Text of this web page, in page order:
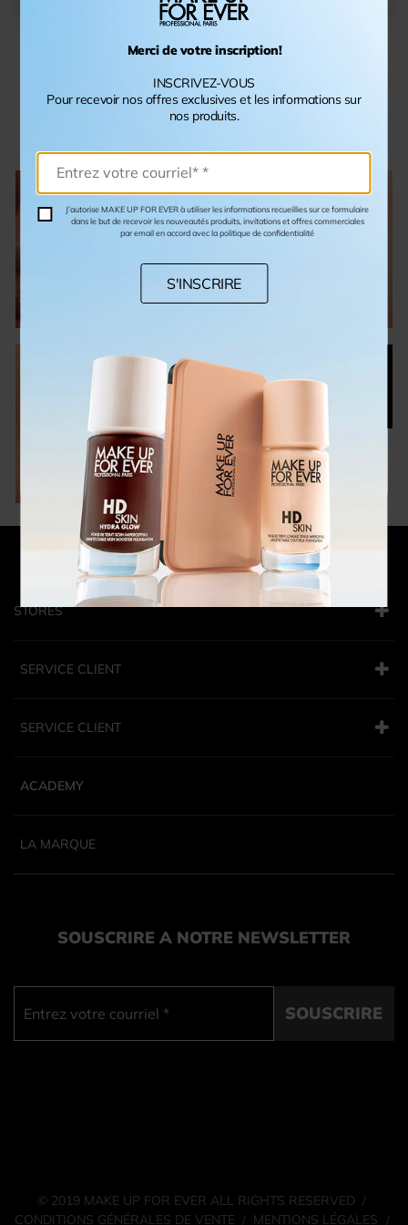
Merci de votre inscription!
INSCRIVEZ-VOUS
Pour recevoir nos offres exclusives et les informations sur
nos produits.
J’autorise MAKE UP FOR EVER à utiliser les informations recueillies sur ce formulaire
dans le but de recevoir les nouveautés produits, invitations et offres commerciales
par email en accord avec la politique de confidentialité
S'INSCRIRE
16 of 16
PLUS
TEINT
LEVRES
PRO
SECRETS
STORES
SERVICE CLIENT
SERVICE CLIENT
ACADEMY
LA MARQUE
SOUSCRIRE A NOTRE NEWSLETTER
SOUSCRIRE
© 2019 MAKE UP FOR EVER ALL RIGHTS RESERVED /
CONDITIONS GÉNÉRALES DE VENTE / MENTIONS LÉGALES /